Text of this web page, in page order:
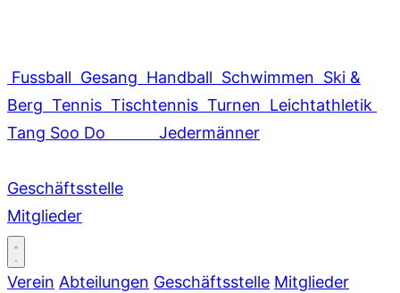
Fussball Gesang Handball Schwimmen Ski &
Berg Tennis Tischtennis Turnen Leichtathletik
Tang Soo Do
Jedermänner
Geschäftsstelle
Mitglieder
Verein Abteilungen Geschäftsstelle Mitglieder